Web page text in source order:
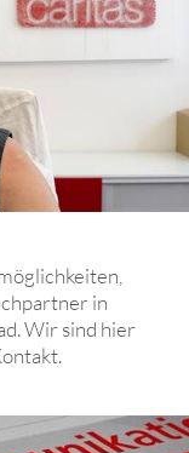
in
Wir sind hier